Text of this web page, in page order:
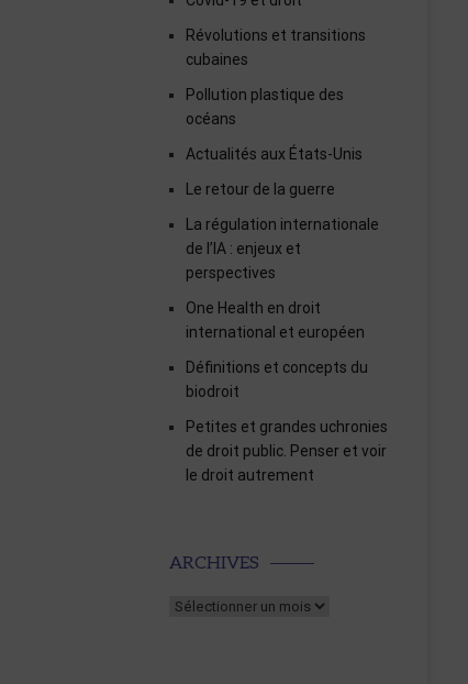
Révolutions et transitions
cubaines
Pollution plastique des
océans
Actualités aux États-Unis
Le retour de la guerre
La régulation internationale
de l’IA : enjeux et
perspectives
One Health en droit
international et européen
Définitions et concepts du
biodroit
Petites et grandes uchronies
de droit public. Penser et voir
le droit autrement
ARCHIVES Archives